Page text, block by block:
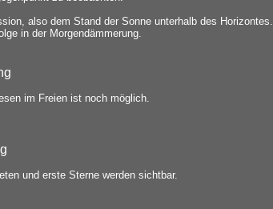
also dem Stand der Sonne unterhalb des Horizontes.
in der Morgendämmerung.
im Freien ist noch möglich.
und erste Sterne werden sichtbar.